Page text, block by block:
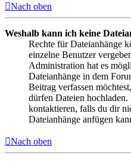
Nach oben
Weshalb kann ich keine
Rechte für Dateianhänge
einzelne Benutzer
Administration hat es
Dateianhänge in dem
Beitrag verfassen
dürfen Dateien
kontaktieren, falls du dir
Dateianhänge anfügen
Nach oben